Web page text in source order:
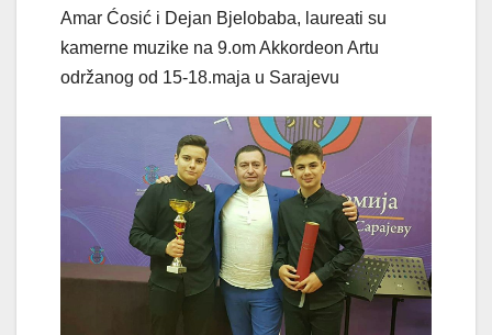
Amar Ćosić i Dejan Bjelobaba, laureati su
kamerne muzike na 9.om Akkordeon Artu
održanog od 15-18.maja u Sarajevu